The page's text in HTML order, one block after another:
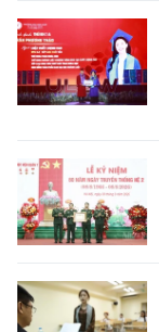
РУССКИЙ
ESPAÑOL